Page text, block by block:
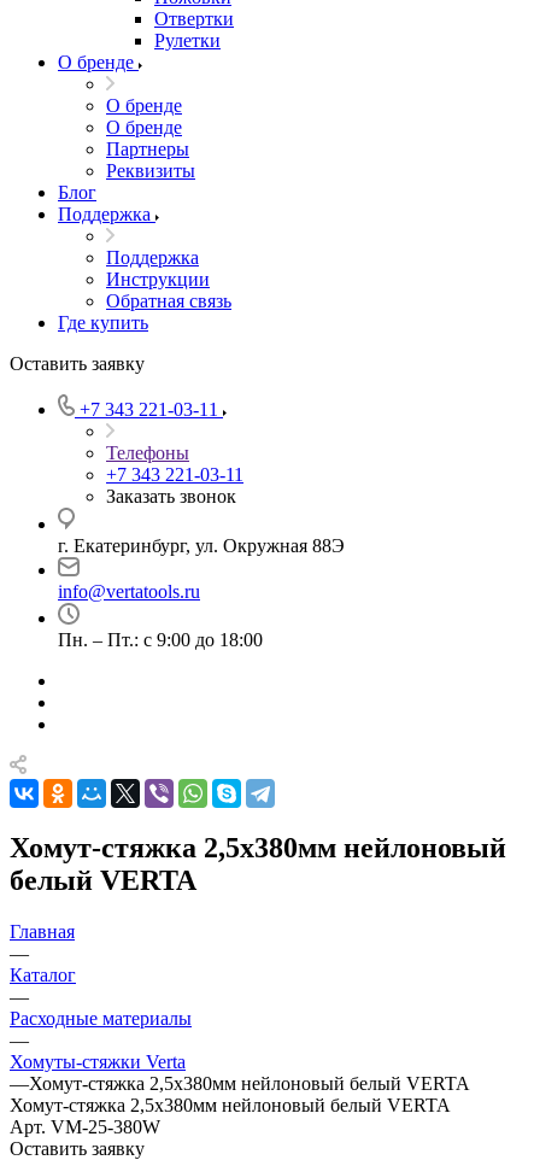
Отвертки
Рулетки
О бренде
О бренде
О бренде
Партнеры
Реквизиты
Блог
Поддержка
Поддержка
Инструкции
Обратная связь
Где купить
Оставить заявку
+7 343 221-03-11
Телефоны
+7 343 221-03-11
Заказать звонок
г. Екатеринбург, ул. Окружная 88Э
info@vertatools.ru
Пн. – Пт.: с 9:00 до 18:00
Хомут-стяжка 2,5х380мм нейлоновый
белый VERTA
Главная
—
Каталог
—
Расходные материалы
—
Хомуты-стяжки Verta
—Хомут-стяжка 2,5х380мм нейлоновый белый VERTA
Хомут-стяжка 2,5х380мм нейлоновый белый VERTA
Арт. VM-25-380W
Оставить заявку